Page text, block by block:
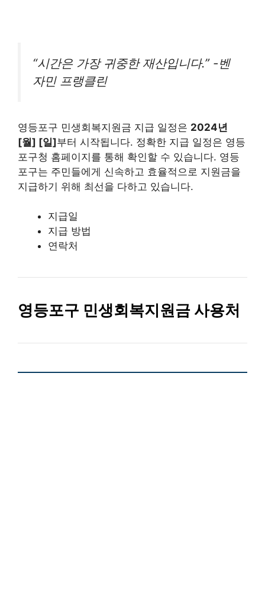
“시간은 가장 귀중한 재산입니다.” -벤
자민 프랭클린
영등포구 민생회복지원금 지급 일정은 2024년
[월] [일]부터 시작됩니다. 정확한 지급 일정은 영등
포구청 홈페이지를 통해 확인할 수 있습니다. 영등
포구는 주민들에게 신속하고 효율적으로 지원금을
지급하기 위해 최선을 다하고 있습니다.
지급일
지급 방법
연락처
영등포구 민생회복지원금 사용처